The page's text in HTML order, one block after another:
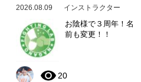
2026.08.09 インストラクター
お陰様で３周年！名
前も変更！！
20